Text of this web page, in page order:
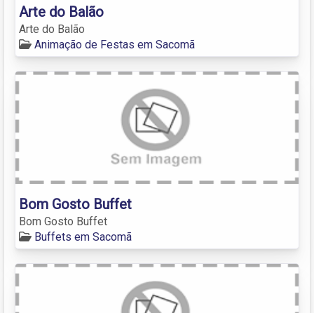
Arte do Balão
Arte do Balão
Animação de Festas em Sacomã
Bom Gosto Buffet
Bom Gosto Buffet
Buffets em Sacomã